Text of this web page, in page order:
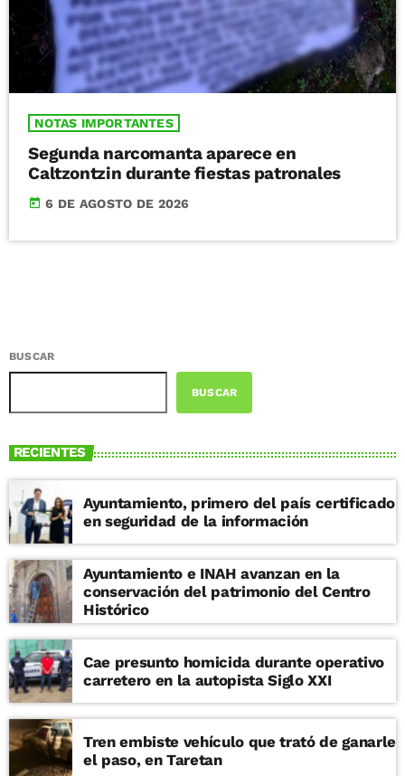
NOTAS IMPORTANTES
Segunda narcomanta aparece en
Caltzontzin durante fiestas patronales
today 6 DE AGOSTO DE 2026
BUSCAR
BUSCAR
RECIENTES
Ayuntamiento, primero del país certificado
en seguridad de la información
Ayuntamiento e INAH avanzan en la
conservación del patrimonio del Centro
Histórico
Cae presunto homicida durante operativo
carretero en la autopista Siglo XXI
Tren embiste vehículo que trató de ganarle
el paso, en Taretan